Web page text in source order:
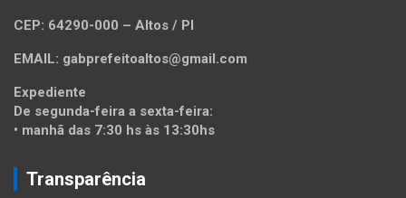
CEP: 64290-000 – Altos / PI
EMAIL: gabprefeitoaltos@gmail.com
Expediente
De segunda-feira a sexta-feira:
• manhã das 7:30 hs às 13:30hs
Transparência